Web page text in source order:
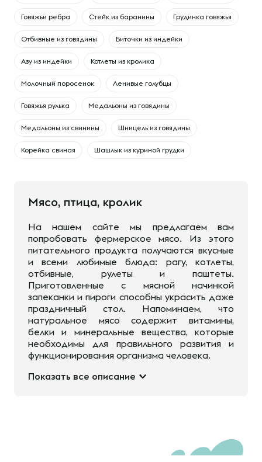
Говяжьи ребра Cтейк из баранины Грудинка говяжья
Отбивные из говядины Биточки из индейки
Азу из индейки Котлеты из кролика
Молочный поросенок Ленивые голубцы
Говяжья рулька Медальоны из говядины
Медальоны из свинины Шницель из говядины
Корейка свиная Шашлык из куриной грудки
Мясо, птица, кролик
На нашем сайте мы предлагаем вам
попробовать фермерское мясо. Из этого
питательного продукта получаются вкусные
и всеми любимые блюда: рагу, котлеты,
отбивные, рулеты и паштеты.
Приготовленные с мясной начинкой
запеканки и пироги способны украсить даже
праздничный стол. Напоминаем, что
натуральное мясо содержит витамины,
белки и минеральные вещества, которые
необходимы для правильного развития и
функционирования организма человека.
Показать все описание